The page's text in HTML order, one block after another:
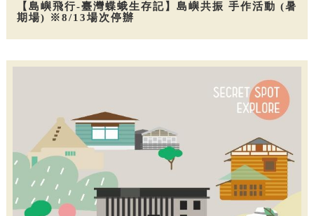
【島嶼飛行-臺灣蝶蛾生存記】島嶼共振 手作活動 (暑
期場) ※8/13場次停辦